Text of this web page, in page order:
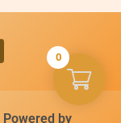
by
0